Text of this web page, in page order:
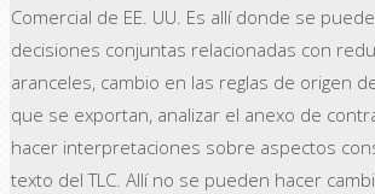
Comercial de EE. UU. Es allí donde se
decisiones conjuntas relacionadas con
aranceles, cambio en las reglas de origen
que se exportan, analizar el anexo de
hacer interpretaciones sobre aspectos
texto del TLC. Allí no se pueden hacer